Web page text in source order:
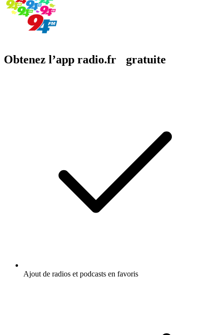
Obtenez l’app radio.fr gratuite
Ajout de radios et podcasts en favoris